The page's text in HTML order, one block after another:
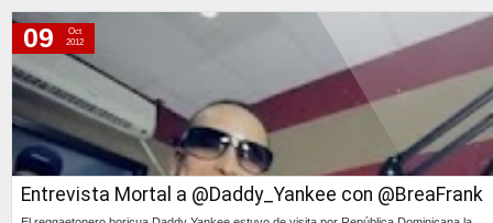
Entrevista Mortal a @Daddy_Yankee con @BreaFrank
09
Oct
2012